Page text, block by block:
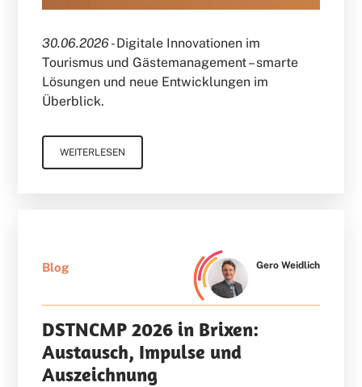
30.06.2026 -Digitale Innovationen im
Tourismus und Gästemanagement – smarte
Lösungen und neue Entwicklungen im
Überblick.
WEITERLESEN
Blog Gero Weidlich
DSTNCMP 2026 in Brixen:
Austausch, Impulse und
Auszeichnung